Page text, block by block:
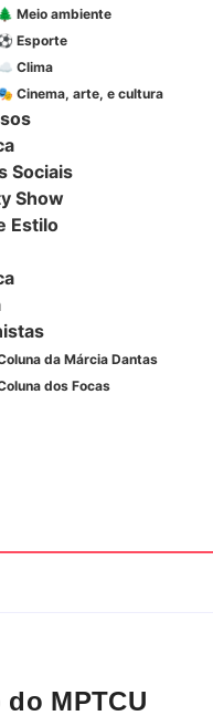
Meio ambiente
Esporte
Clima
Cinema, arte, e cultura
Sociais
Show
Estilo
da Márcia Dantas
dos Focas
MPTCU